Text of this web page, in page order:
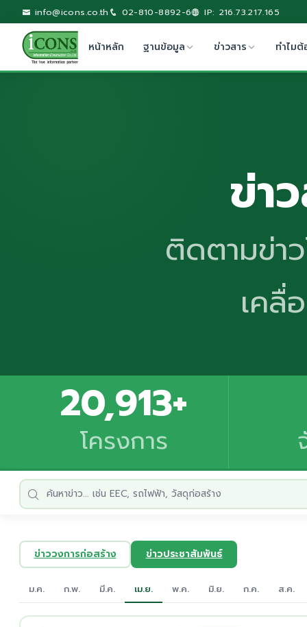
info@icons.co.th 02-810-8892-6 IP: 216.73.217.165
หน้าหลัก ฐานข้อมูล ข่าวสาร ทำไมต้
ข่า
ติดตามข่า
เคลื่
20,913+
โครงการ
ข่าววงการก่อสร้าง ข่าวประชาสัมพันธ์
ม.ค. ก.พ. มี.ค. เม.ย. พ.ค. มิ.ย. ก.ค. ส.ค.